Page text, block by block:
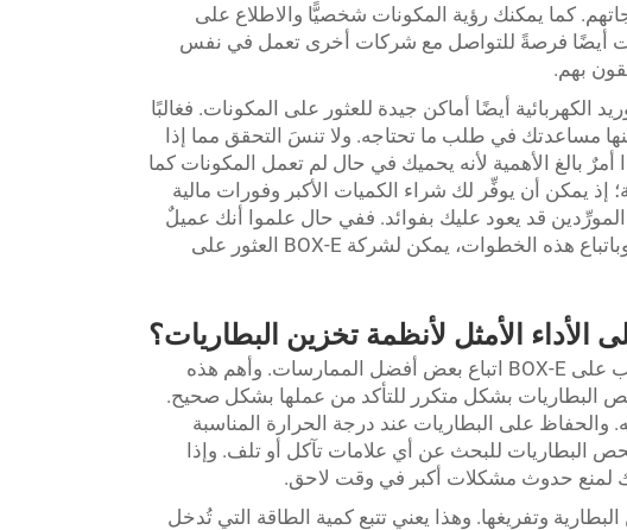
كما يمكنك رؤية المكونات شخصيًّا والاطلاع على
أيضًا فرصةً للتواصل مع شركات أخرى تعمل في نفس
بهم.
أيضًا أماكن جيدة للعثور على المكونات. فغالبًا
مساعدتك في طلب ما تحتاجه. ولا تنسَ التحقق مما إذا
بالغ الأهمية لأنه يحميك في حال لم تعمل المكونات كما
يمكن أن يوفِّر لك شراء الكميات الأكبر وفورات مالية
قد يعود عليك بفوائد. ففي حال علموا أنك عميلٌ
دائم، فقد يقدمون لك أسعارًا أفضل أو شحنًا أسرع. وباتباع هذه الخطوات، يمكن لشركة BOX-E العثور على
الأمثل لأنظمة تخزين البطاريات؟
لضمان أداء أنظمة تخزين البطاريات بشكل جيد، يجب على BOX-E اتباع بعض أفضل الممارسات. وأهم هذه
البطاريات بشكل متكرر للتأكد من عملها بشكل صحيح.
على البطاريات عند درجة الحرارة المناسبة
البطاريات للبحث عن أي علامات تآكل أو تلف. وإذا
لمنع حدوث مشكلات أكبر في وقت لاحق.
وتفريغها. وهذا يعني تتبع كمية الطاقة التي تُدخل